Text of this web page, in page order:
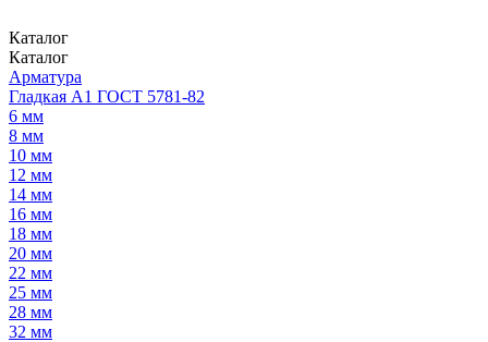
Каталог
Каталог
Арматура
Гладкая А1 ГОСТ 5781-82
6 мм
8 мм
10 мм
12 мм
14 мм
16 мм
18 мм
20 мм
22 мм
25 мм
28 мм
32 мм